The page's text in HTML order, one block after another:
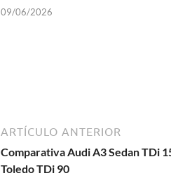
09/06/2026
ARTÍCULO ANTERIOR
Comparativa Audi A3 Sedan TDi
Toledo TDi 90